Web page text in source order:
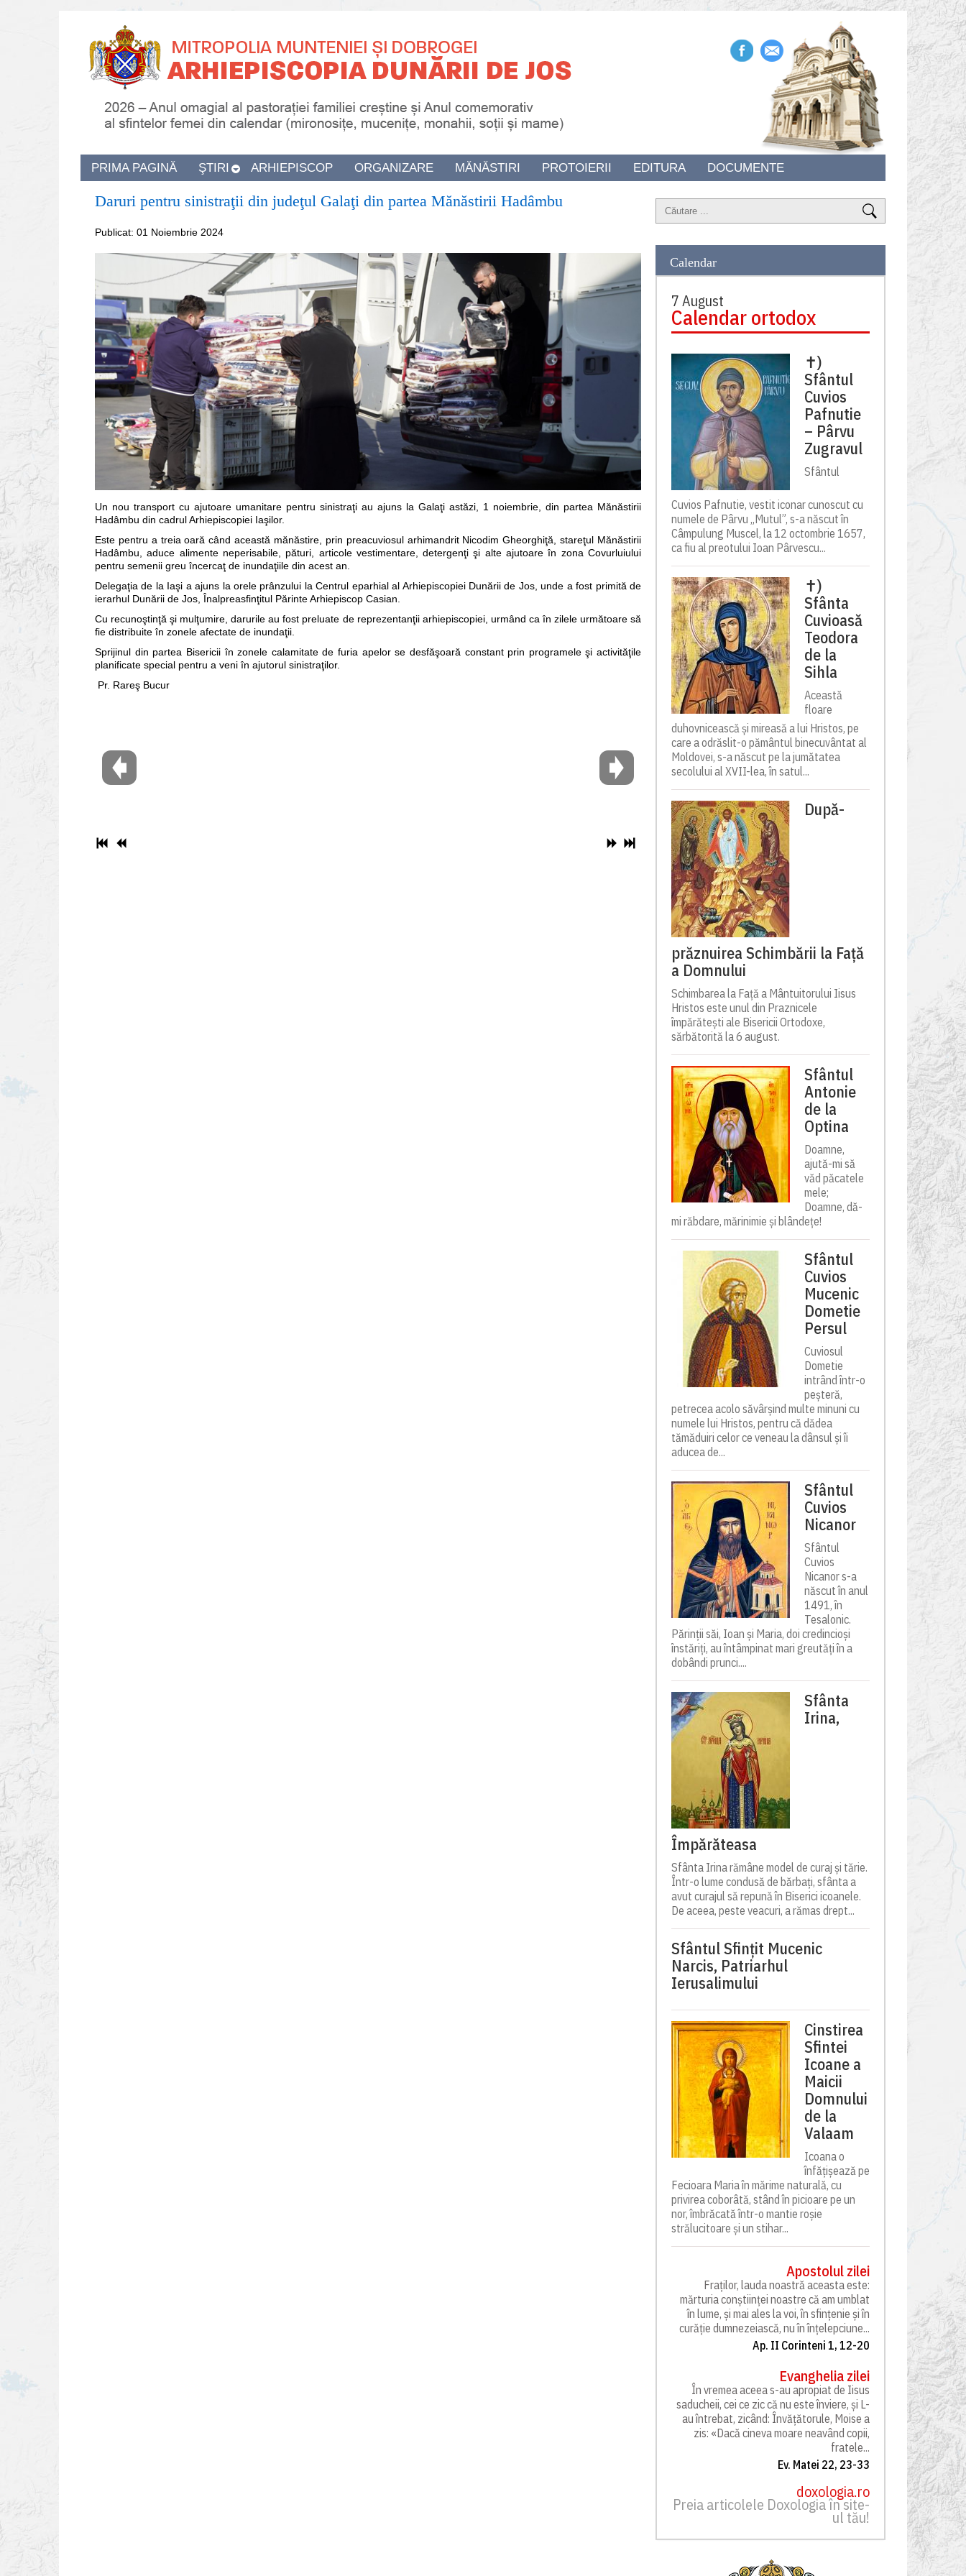
PRIMA PAGINĂ ŞTIRI ARHIEPISCOP ORGANIZARE MĂNĂSTIRI PROTOIERII EDITURA DOCUMENTE
Daruri pentru sinistraţii din judeţul Galaţi din partea Mănăstirii Hadâmbu
Publicat: 01 Noiembrie 2024
Un nou transport cu ajutoare umanitare pentru sinistraţi au ajuns la Galaţi astăzi, 1 noiembrie, din partea Mănăstirii
Hadâmbu din cadrul Arhiepiscopiei Iaşilor.
Este pentru a treia oară când această mănăstire, prin preacuviosul arhimandrit Nicodim Gheorghiţă, stareţul Mănăstirii
Hadâmbu, aduce alimente neperisabile, pături, articole vestimentare, detergenţi şi alte ajutoare în zona Covurluiului
pentru semenii greu încercaţ de inundaţiile din acest an.
Delegaţia de la Iaşi a ajuns la orele prânzului la Centrul eparhial al Arhiepiscopiei Dunării de Jos, unde a fost primită de
ierarhul Dunării de Jos, Înalpreasfinţitul Părinte Arhiepiscop Casian.
Cu recunoştinţă şi mulţumire, darurile au fost preluate de reprezentanţii arhiepiscopiei, urmând ca în zilele următoare să
fie distribuite în zonele afectate de inundaţii.
Sprijinul din partea Bisericii în zonele calamitate de furia apelor se desfăşoară constant prin programele şi activităţile
planificate special pentru a veni în ajutorul sinistraţilor.
Pr. Rareş Bucur
Calendar
7 August
Calendar ortodox
✝)
Sfântul
Cuvios
Pafnutie
– Pârvu
Zugravul
Sfântul
Cuvios Pafnutie, vestit iconar cunoscut cu
numele de Pârvu „Mutul”, s-a născut în
Câmpulung Muscel, la 12 octombrie 1657,
ca fiu al preotului Ioan Pârvescu...
✝)
Sfânta
Cuvioasă
Teodora
de la
Sihla
Această
floare
duhovnicească și mireasă a lui Hristos, pe
care a odrăslit-o pământul binecuvântat al
Moldovei, s-a născut pe la jumătatea
secolului al XVII-lea, în satul...
După-
prăznuirea Schimbării la Față
a Domnului
Schimbarea la Față a Mântuitorului Iisus
Hristos este unul din Praznicele
împărătești ale Bisericii Ortodoxe,
sărbătorită la 6 august.
Sfântul
Antonie
de la
Optina
Doamne,
ajută-mi să
văd păcatele
mele;
Doamne, dă-
mi răbdare, mărinimie şi blândeţe!
Sfântul
Cuvios
Mucenic
Dometie
Persul
Cuviosul
Dometie
intrând într-o
peșteră,
petrecea acolo săvârșind multe minuni cu
numele lui Hristos, pentru că dădea
tămăduiri celor ce veneau la dânsul și îi
aducea de...
Sfântul
Cuvios
Nicanor
Sfântul
Cuvios
Nicanor s-a
născut în anul
1491, în
Tesalonic.
Părinții săi, Ioan și Maria, doi credincioși
înstăriți, au întâmpinat mari greutăți în a
dobândi prunci....
Sfânta
Irina,
Împărăteasa
Sfânta Irina rămâne model de curaj și tărie.
Într-o lume condusă de bărbați, sfânta a
avut curajul să repună în Biserici icoanele.
De aceea, peste veacuri, a rămas drept...
Sfântul Sfinţit Mucenic
Narcis, Patriarhul
Ierusalimului
Cinstirea
Sfintei
Icoane a
Maicii
Domnului
de la
Valaam
Icoana o
înfățișează pe
Fecioara Maria în mărime naturală, cu
privirea coborâtă, stând în picioare pe un
nor, îmbrăcată într-o mantie roșie
strălucitoare și un stihar...
Apostolul zilei
Fraților, lauda noastră aceasta este:
mărturia conștiinței noastre că am umblat
în lume, și mai ales la voi, în sfințenie și în
curăție dumnezeiască, nu în înțelepciune...
Ap. II Corinteni 1, 12-20
Evanghelia zilei
În vremea aceea s-au apropiat de Iisus
saducheii, cei ce zic că nu este înviere, și L-
au întrebat, zicând: Învățătorule, Moise a
zis: «Dacă cineva moare neavând copii,
fratele...
Ev. Matei 22, 23-33
doxologia.ro
Preia articolele Doxologia în site-
ul tău!